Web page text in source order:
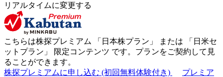
リアルタイムに変更する
こちらは株探プレミアム 「 日本株プラン 」 または 「 日米セ
ットプラン 」 限定コンテンツ です。プランをご契約して見
ることができます。
株探プレミアムに申し込む (初回無料体験付き)
プレミア